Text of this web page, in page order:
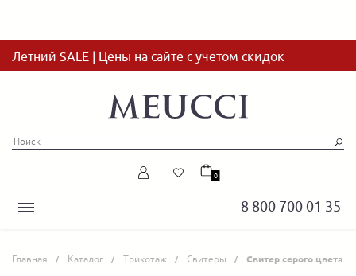
Летний SALE | Цены на сайте с учетом скидок
8 800 700 01 35
0
Главная Каталог Трикотаж Свитеры Свитер серого цвета